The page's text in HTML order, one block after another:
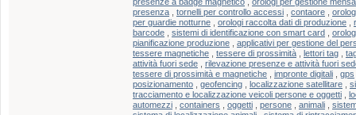
presenza
tornelli per controllo accessi contaore
per guardie notturne
orologi raccolta dati di produzione
barcode
sistemi di identificazione con smart card
pianificazione produzione
applicativi per gestione del
tessere magnetiche
tessere di prossimità lettori tag
attività fuori sede
rilevazione presenze e attività fuori
tessere di prossimità e magnetiche
impronte digitali gps
posizionamento
geofencing localizzazione satellitare
tracciamento e localizzazione veicoli persone e oggetti
automezzi
containers oggetti persone animali